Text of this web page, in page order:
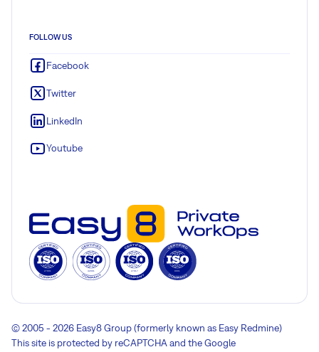
FOLLOW US
Facebook
Twitter
LinkedIn
Youtube
© 2005 - 2026 Easy8 Group (formerly known as Easy Redmine)
This site is protected by reCAPTCHA and the Google